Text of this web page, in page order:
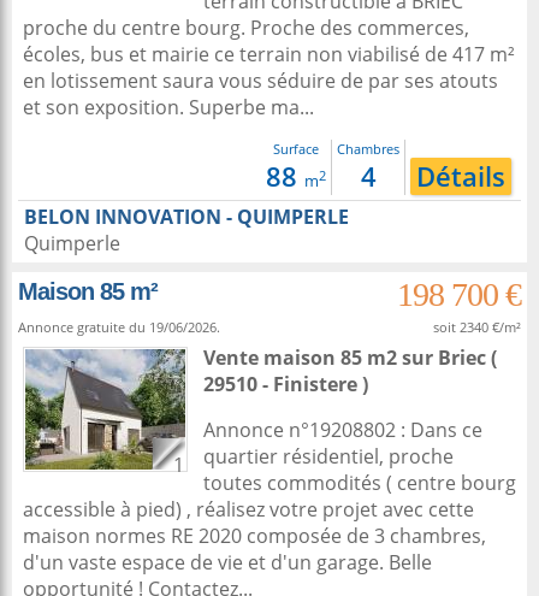
proche du centre bourg. Proche des commerces,
écoles, bus et mairie ce terrain non viabilisé de 417 m²
en lotissement saura vous séduire de par ses atouts
et son exposition. Superbe ma...
Surface
88 m2
Chambres
4 Détails
BELON INNOVATION - QUIMPERLE
Quimperle
Maison 85 m²
198 700 €
Annonce gratuite du 19/06/2026. soit 2340 €/m²
1
Vente maison 85 m2sur Briec(
29510 - Finistere )
Annonce n°19208802 : Dans ce
quartier résidentiel, proche
toutes commodités ( centre bourg
accessible à pied) , réalisez votre projet avec cette
maison normes RE 2020 composée de 3 chambres,
d'un vaste espace de vie et d'un garage. Belle
opportunité ! Contactez...